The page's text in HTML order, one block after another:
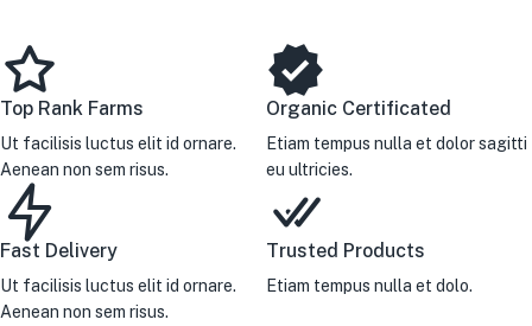
Top Rank Farms
Ut facilisis luctus elit id ornare.
Aenean non sem risus.
Organic Certificated
Etiam tempus nulla et dolor sagitti
eu ultricies.
Fast Delivery
Ut facilisis luctus elit id ornare.
Aenean non sem risus.
Trusted Products
Etiam tempus nulla et dolo.